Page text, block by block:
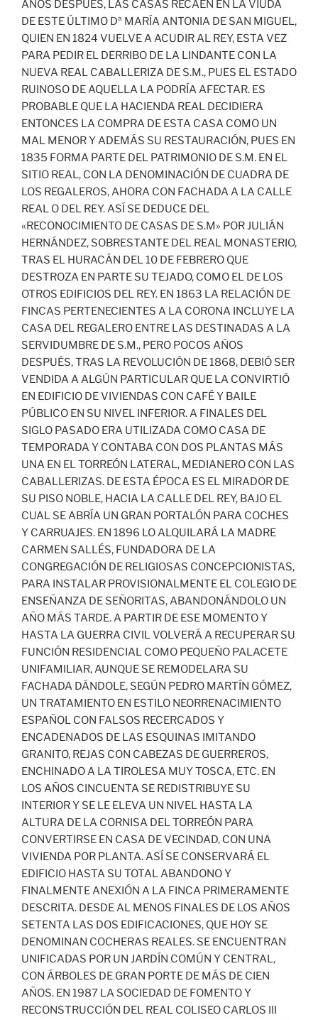
AÑOS DESPUÉS, LAS CASAS RECAEN EN LA VIUDA
DE ESTE ÚLTIMO Dª MARÍA ANTONIA DE SAN MIGUEL,
QUIEN EN 1824 VUELVE A ACUDIR AL REY, ESTA VEZ
PARA PEDIR EL DERRIBO DE LA LINDANTE CON LA
NUEVA REAL CABALLERIZA DE S.M., PUES EL ESTADO
RUINOSO DE AQUELLA LA PODRÍA AFECTAR. ES
PROBABLE QUE LA HACIENDA REAL DECIDIERA
ENTONCES LA COMPRA DE ESTA CASA COMO UN
MAL MENOR Y ADEMÁS SU RESTAURACIÓN, PUES EN
1835 FORMA PARTE DEL PATRIMONIO DE S.M. EN EL
SITIO REAL, CON LA DENOMINACIÓN DE CUADRA DE
LOS REGALEROS, AHORA CON FACHADA A LA CALLE
REAL O DEL REY. ASÍ SE DEDUCE DEL
«RECONOCIMIENTO DE CASAS DE S.M» POR JULIÁN
HERNÁNDEZ, SOBRESTANTE DEL REAL MONASTERIO,
TRAS EL HURACÁN DEL 10 DE FEBRERO QUE
DESTROZA EN PARTE SU TEJADO, COMO EL DE LOS
OTROS EDIFICIOS DEL REY. EN 1863 LA RELACIÓN DE
FINCAS PERTENECIENTES A LA CORONA INCLUYE LA
CASA DEL REGALERO ENTRE LAS DESTINADAS A LA
SERVIDUMBRE DE S.M., PERO POCOS AÑOS
DESPUÉS, TRAS LA REVOLUCIÓN DE 1868, DEBIÓ SER
VENDIDA A ALGÚN PARTICULAR QUE LA CONVIRTIÓ
EN EDIFICIO DE VIVIENDAS CON CAFÉ Y BAILE
PÚBLICO EN SU NIVEL INFERIOR. A FINALES DEL
SIGLO PASADO ERA UTILIZADA COMO CASA DE
TEMPORADA Y CONTABA CON DOS PLANTAS MÁS
UNA EN EL TORREÓN LATERAL, MEDIANERO CON LAS
CABALLERIZAS. DE ESTA ÉPOCA ES EL MIRADOR DE
SU PISO NOBLE, HACIA LA CALLE DEL REY, BAJO EL
CUAL SE ABRÍA UN GRAN PORTALÓN PARA COCHES
Y CARRUAJES. EN 1896 LO ALQUILARÁ LA MADRE
CARMEN SALLÉS, FUNDADORA DE LA
CONGREGACIÓN DE RELIGIOSAS CONCEPCIONISTAS,
PARA INSTALAR PROVISIONALMENTE EL COLEGIO DE
ENSEÑANZA DE SEÑORITAS, ABANDONÁNDOLO UN
AÑO MÁS TARDE. A PARTIR DE ESE MOMENTO Y
HASTA LA GUERRA CIVIL VOLVERÁ A RECUPERAR SU
FUNCIÓN RESIDENCIAL COMO PEQUEÑO PALACETE
UNIFAMILIAR, AUNQUE SE REMODELARA SU
FACHADA DÁNDOLE, SEGÚN PEDRO MARTÍN GÓMEZ,
UN TRATAMIENTO EN ESTILO NEORRENACIMIENTO
ESPAÑOL CON FALSOS RECERCADOS Y
ENCADENADOS DE LAS ESQUINAS IMITANDO
GRANITO, REJAS CON CABEZAS DE GUERREROS,
ENCHINADO A LA TIROLESA MUY TOSCA, ETC. EN
LOS AÑOS CINCUENTA SE REDISTRIBUYE SU
INTERIOR Y SE LE ELEVA UN NIVEL HASTA LA
ALTURA DE LA CORNISA DEL TORREÓN PARA
CONVERTIRSE EN CASA DE VECINDAD, CON UNA
VIVIENDA POR PLANTA. ASÍ SE CONSERVARÁ EL
EDIFICIO HASTA SU TOTAL ABANDONO Y
FINALMENTE ANEXIÓN A LA FINCA PRIMERAMENTE
DESCRITA. DESDE AL MENOS FINALES DE LOS AÑOS
SETENTA LAS DOS EDIFICACIONES, QUE HOY SE
DENOMINAN COCHERAS REALES. SE ENCUENTRAN
UNIFICADAS POR UN JARDÍN COMÚN Y CENTRAL,
CON ÁRBOLES DE GRAN PORTE DE MÁS DE CIEN
AÑOS. EN 1987 LA SOCIEDAD DE FOMENTO Y
RECONSTRUCCIÓN DEL REAL COLISEO CARLOS III